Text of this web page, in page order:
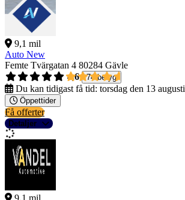
9,1 mil
Auto New
Femte Tvärgatan 4 80284 Gävle
4,6
74 betyg
Du kan tidigast få tid: torsdag den 13 augusti
Öppettider
Få offerter
Detaljer